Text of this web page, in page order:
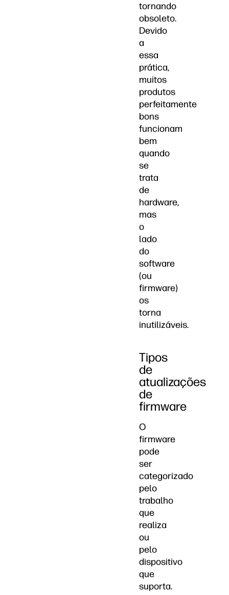
tornando
obsoleto.
Devido
a
essa
prática,
muitos
produtos
perfeitamente
bons
funcionam
bem
quando
se
trata
de
hardware,
mas
o
lado
do
software
(ou
firmware)
os
torna
inutilizáveis.
Tipos
de
atualizações
de
firmware
O
firmware
pode
ser
categorizado
pelo
trabalho
que
realiza
ou
pelo
dispositivo
que
suporta.